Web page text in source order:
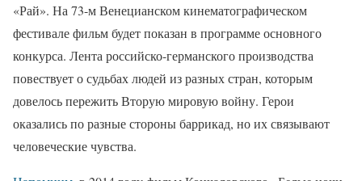
«Рай». На 73-м Венецианском кинематографическом
фестивале фильм будет показан в программе основного
конкурса. Лента российско-германского производства
повествует о судьбах людей из разных стран, которым
довелось пережить Вторую мировую войну. Герои
оказались по разные стороны баррикад, но их связывают
человеческие чувства.